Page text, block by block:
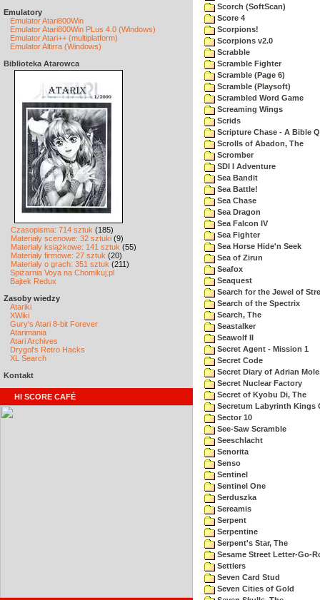
Emulatory
Emulator Atari800Win
Emulator Atari800Win PLus 4.0 (Windows)
Emulator Atari++ (multiplatform)
Emulator Altirra (Windows)
Biblioteka Atarowca
Czasopisma: 714 sztuk (185)
Materiały scenowe: 32 sztuki (9)
Materiały książkowe: 141 sztuk (55)
Materiały firmowe: 27 sztuk (20)
Materiały o grach: 351 sztuk (211)
Spiżarnia Voya na Chomikuj.pl
Bajtek Redux
Zasoby wiedzy
Atariki
XWiki
Gury's Atari 8-bit Forever
Atarimania
Atari Archives
Drygol's Retro Hacks
XL Search
Kontakt
HI SCORE CAFÉ
Scorch (SoftScan)
Score 4
Scorpions!
Scorpions v2.0
Scrabble
Scramble Fighter
Scramble (Page 6)
Scramble (Playsoft)
Scrambled Word Game
Screaming Wings
Scrids
Scripture Chase - A Bible
Scrolls of Abadon, The
Scromber
SDI I Adventure
Sea Bandit
Sea Battle!
Sea Chase
Sea Dragon
Sea Falcon IV
Sea Fighter
Sea Horse Hide'n Seek
Sea of Zirun
Seafox
Seaquest
Search for the Jewel of
Search of the Spectrix
Search, The
Seastalker
Seawolf II
Secret Agent - Mission 1
Secret Code
Secret Diary of Adrian
Secret Nuclear Factory
Secret of Kyobu Di, The
Secretum Labyrinth Kings
Sector 10
See-Saw Scramble
Seeschlacht
Senorita
Senso
Sentinel
Sentinel One
Serduszka
Sereamis
Serpent
Serpentine
Serpent's Star, The
Sesame Street Letter-Go-
Settlers
Seven Card Stud
Seven Cities of Gold